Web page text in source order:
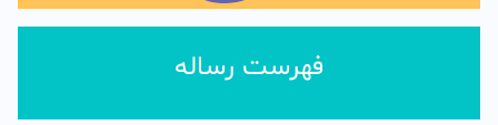
فهرست رساله